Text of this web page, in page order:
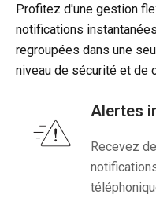
Profitez d'une gestion
notifications
regroupées dans une
niveau de sécurité et de
Alertes
Recevez